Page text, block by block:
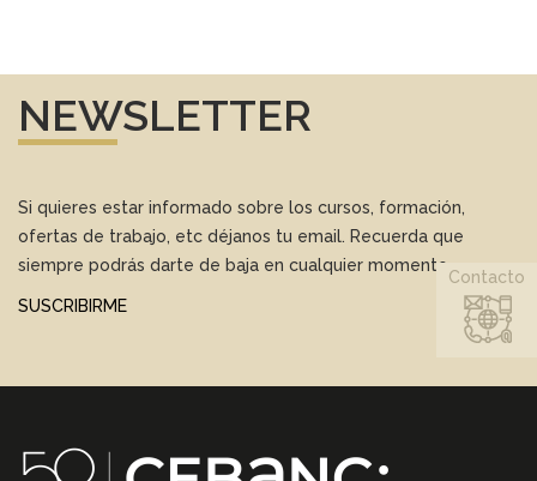
NEWSLETTER
Si quieres estar informado sobre los cursos, formación,
ofertas de trabajo, etc déjanos tu email. Recuerda que
siempre podrás darte de baja en cualquier momento.
SUSCRIBIRME
Contacto